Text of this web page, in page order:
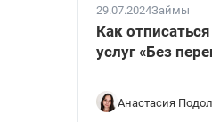
29.07.2024Займы
Как
услуг «Без
Анастасия